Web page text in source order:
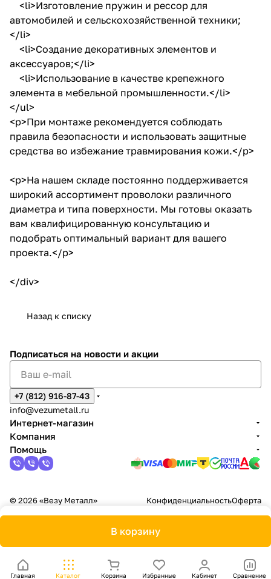
<li>Изготовление пружин и рессор для
автомобилей и сельскохозяйственной техники;
</li>
<li>Создание декоративных элементов и
аксессуаров;</li>
<li>Использование в качестве крепежного
элемента в мебельной промышленности.</li>
</ul>
<p>При монтаже рекомендуется соблюдать
правила безопасности и использовать защитные
средства во избежание травмирования кожи.</p>
<p>На нашем складе постоянно поддерживается
широкий ассортимент проволоки различного
диаметра и типа поверхности. Мы готовы оказать
вам квалифицированную консультацию и
подобрать оптимальный вариант для вашего
проекта.</p>
</div>
Назад к списку
В корзину
Главная Каталог Корзина Избранные Кабинет Сравнение
Подписаться на новости и акции
+7 (812) 916-87-43
info@vezumetall.ru
Интернет-магазин
Компания
Помощь
© 2026 «Везу Металл» КонфиденциальностьОферта